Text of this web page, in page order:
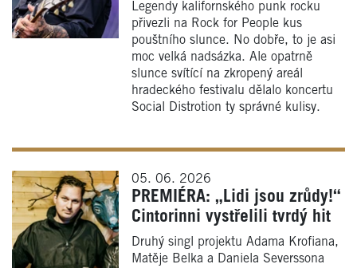
Legendy kalifornského punk rocku
přivezli na Rock for People kus
pouštního slunce. No dobře, to je asi
moc velká nadsázka. Ale opatrně
slunce svítící na zkropený areál
hradeckého festivalu dělalo koncertu
Social Distrotion ty správné kulisy.
05. 06. 2026
PREMIÉRA: „Lidi jsou zrůdy!“
Cintorinni vystřelili tvrdý hit
Druhý singl projektu Adama Krofiana,
Matěje Belka a Daniela Severssona